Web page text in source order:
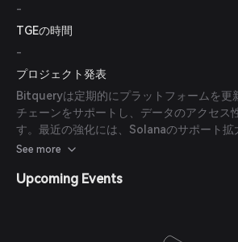
-
TGEの時間
-
プロジェクト発表
Bitqueryは定期的にプラットフォームを更
チェーンをサポートし、データのアクセス
す。最近の強化には、Solanaのサポート拡
データAPIの導入が含まれます。
See more
Upcoming Events